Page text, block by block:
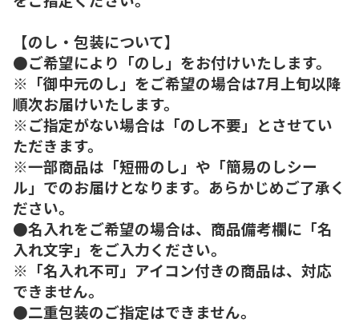
【のし・包装について】
●ご希望により「のし」をお付けいたします。
※「御中元のし」をご希望の場合は7月上旬以降
順次お届けいたします。
※ご指定がない場合は「のし不要」とさせてい
ただきます。
※一部商品は「短冊のし」や「簡易のしシー
ル」でのお届けとなります。あらかじめご了承く
ださい。
●名入れをご希望の場合は、商品備考欄に「名
入れ文字」をご入力ください。
※「名入れ不可」アイコン付きの商品は、対応
できません。
●二重包装のご指定はできません。